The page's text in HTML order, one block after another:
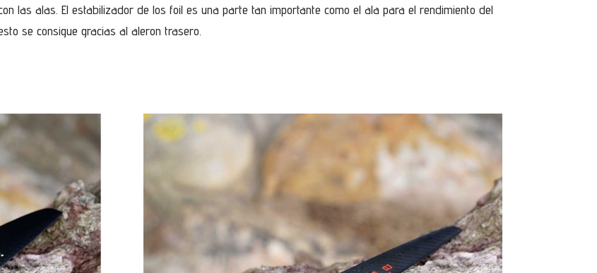
las alas. El estabilizador de los foil es una parte tan importante como el ala para el rendimiento del
se consigue gracias al aleron trasero.